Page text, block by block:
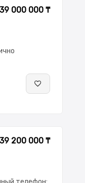
39 000 000 ₸
39 200 000 ₸